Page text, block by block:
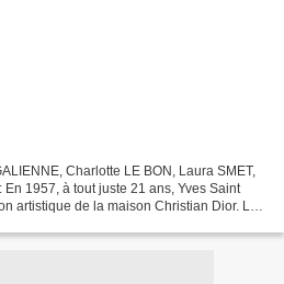
Charlotte LE BON, Laura SMET,
1957, à tout juste 21 ans, Yves Saint
artistique de la maison Christian Dior. Le